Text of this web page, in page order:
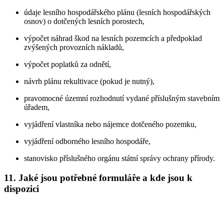
údaje lesního hospodářského plánu (lesních hospodářských
osnov) o dotčených lesních porostech,
výpočet náhrad škod na lesních pozemcích a předpoklad
zvýšených provozních nákladů,
výpočet poplatků za odnětí,
návrh plánu rekultivace (pokud je nutný),
pravomocné územní rozhodnutí vydané příslušným stavebním
úřadem,
vyjádření vlastníka nebo nájemce dotčeného pozemku,
vyjádření odborného lesního hospodáře,
stanovisko příslušného orgánu státní správy ochrany přírody.
11. Jaké jsou potřebné formuláře a kde jsou k
dispozici